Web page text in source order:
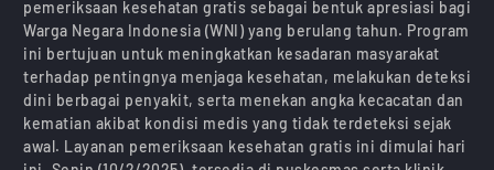
pemeriksaan kesehatan gratis sebagai bentuk apresiasi bagi
Warga Negara Indonesia (WNI) yang berulang tahun. Program
ini bertujuan untuk meningkatkan kesadaran masyarakat
terhadap pentingnya menjaga kesehatan, melakukan deteksi
dini berbagai penyakit, serta menekan angka kecacatan dan
kematian akibat kondisi medis yang tidak terdeteksi sejak
awal. Layanan pemeriksaan kesehatan gratis ini dimulai hari